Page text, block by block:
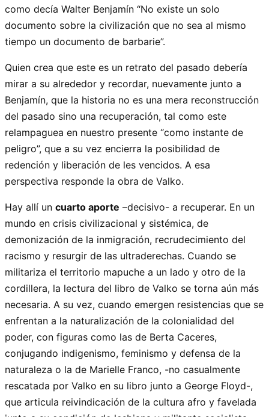
como decía Walter Benjamín “No existe un solo
documento sobre la civilización que no sea al mismo
tiempo un documento de barbarie”.
Quien crea que este es un retrato del pasado debería
mirar a su alrededor y recordar, nuevamente junto a
Benjamín, que la historia no es una mera reconstrucción
del pasado sino una recuperación, tal como este
relampaguea en nuestro presente “como instante de
peligro”, que a su vez encierra la posibilidad de
redención y liberación de les vencidos. A esa
perspectiva responde la obra de Valko.
Hay allí un cuarto aporte –decisivo- a recuperar. En un
mundo en crisis civilizacional y sistémica, de
demonización de la inmigración, recrudecimiento del
racismo y resurgir de las ultraderechas. Cuando se
militariza el territorio mapuche a un lado y otro de la
cordillera, la lectura del libro de Valko se torna aún más
necesaria. A su vez, cuando emergen resistencias que se
enfrentan a la naturalización de la colonialidad del
poder, con figuras como las de Berta Caceres,
conjugando indigenismo, feminismo y defensa de la
naturaleza o la de Marielle Franco, -no casualmente
rescatada por Valko en su libro junto a George Floyd-,
que articula reivindicación de la cultura afro y favelada